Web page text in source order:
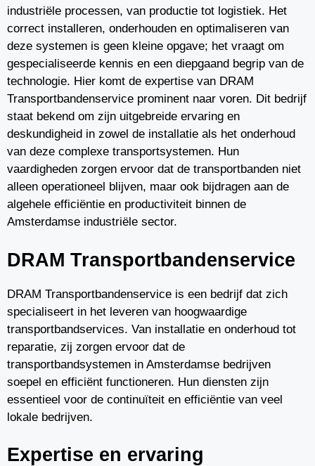
industriële processen, van productie tot logistiek. Het
correct installeren, onderhouden en optimaliseren van
deze systemen is geen kleine opgave; het vraagt om
gespecialiseerde kennis en een diepgaand begrip van de
technologie. Hier komt de expertise van DRAM
Transportbandenservice prominent naar voren. Dit bedrijf
staat bekend om zijn uitgebreide ervaring en
deskundigheid in zowel de installatie als het onderhoud
van deze complexe transportsystemen. Hun
vaardigheden zorgen ervoor dat de transportbanden niet
alleen operationeel blijven, maar ook bijdragen aan de
algehele efficiëntie en productiviteit binnen de
Amsterdamse industriële sector.
DRAM Transportbandenservice
DRAM Transportbandenservice is een bedrijf dat zich
specialiseert in het leveren van hoogwaardige
transportbandservices. Van installatie en onderhoud tot
reparatie, zij zorgen ervoor dat de
transportbandsystemen in Amsterdamse bedrijven
soepel en efficiënt functioneren. Hun diensten zijn
essentieel voor de continuïteit en efficiëntie van veel
lokale bedrijven.
Expertise en ervaring